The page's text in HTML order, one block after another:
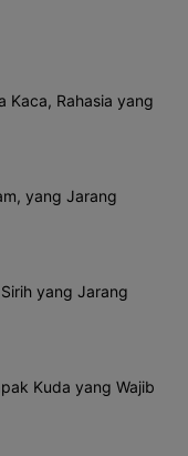
Kaca, Rahasia yang
yang Jarang
yang Jarang
Kuda yang Wajib